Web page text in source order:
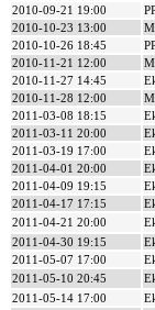
2010-09-21 19:00
2010-10-23 13:00
2010-10-26 18:45
2010-11-21 12:00
2010-11-27 14:45
2010-11-28 12:00
2011-03-08 18:15
2011-03-11 20:00
2011-03-19 17:00
2011-04-01 20:00
2011-04-09 19:15
2011-04-17 17:15
2011-04-21 20:00
2011-04-30 19:15
2011-05-07 17:00
2011-05-10 20:45
2011-05-14 17:00